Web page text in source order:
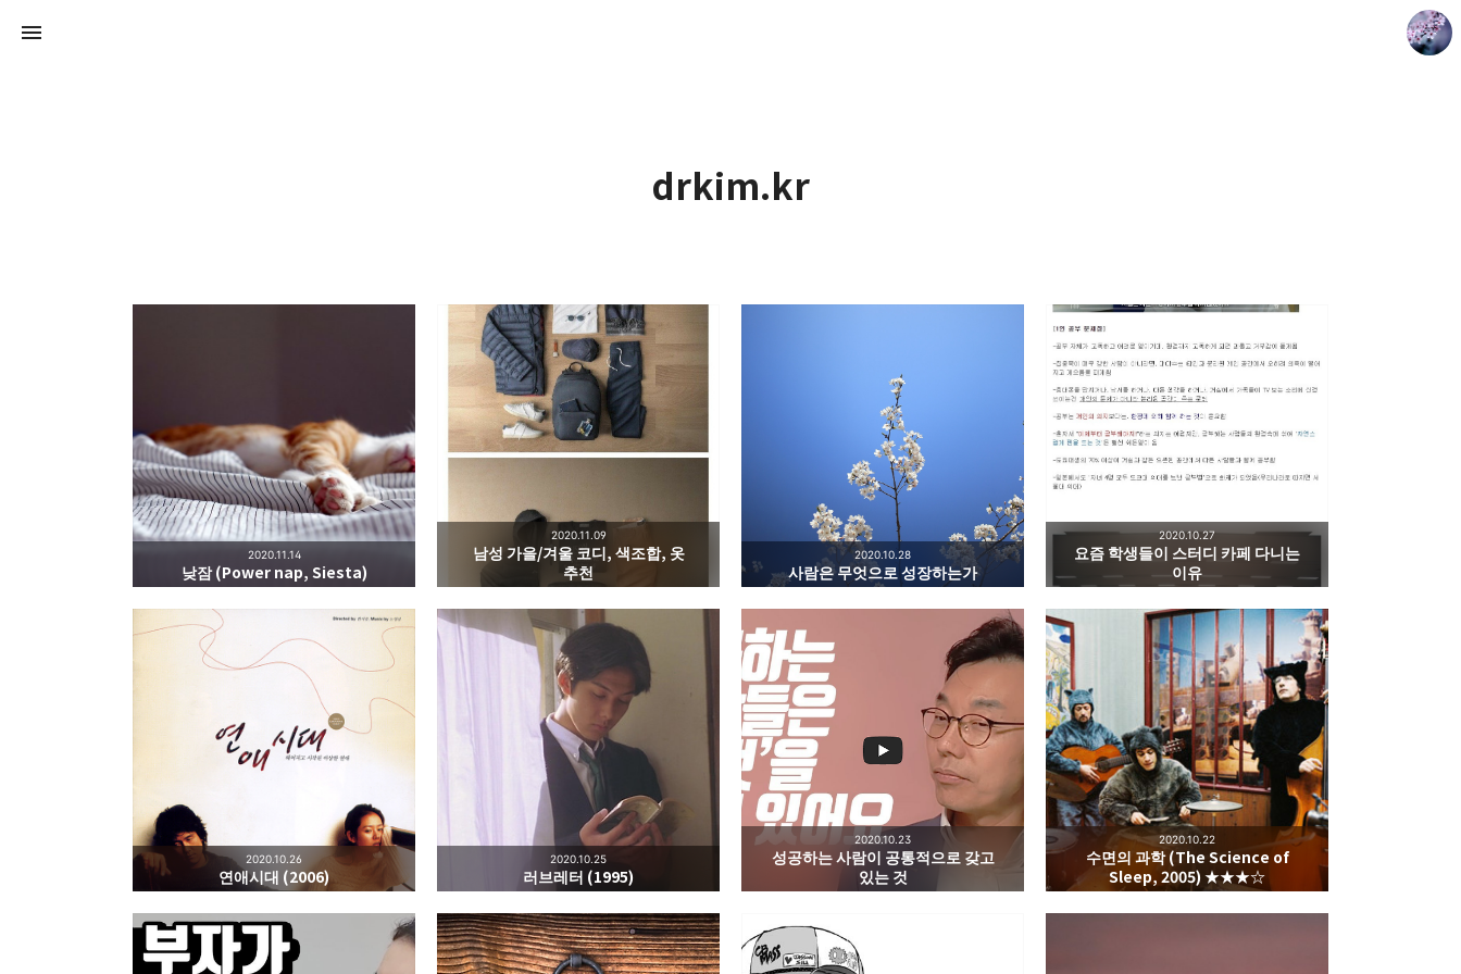
drkim.kr
낮잠 (Power nap, Siesta)
2020.11.14
남성 가을/겨울 코디, 색조합, 옷
추천
2020.11.09
사람은 무엇으로 성장하는가
2020.10.28
요즘 학생들이 스터디 카페 다니는
이유
2020.10.27
연애시대 (2006)
2020.10.26
러브레터 (1995)
2020.10.25
성공하는 사람이 공통적으로 갖고
있는 것
2020.10.23
수면의 과학 (The Science of
Sleep, 2005) ★★★☆
2020.10.22